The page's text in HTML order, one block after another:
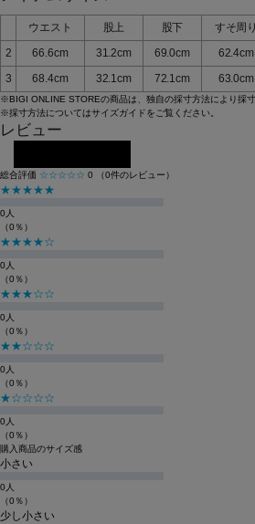
ウエスト 股上 股下 すそ周り
2
66.6cm 31.2cm 69.0cm 62.4cm
3
68.4cm 32.1cm 72.1cm 63.0cm
※BIGI ONLINE STOREの商品は、独自の採寸方法により採寸
※採寸方法についてはサイズガイドをご覧ください。
レビュー
総合評価 ☆☆☆☆☆ 0 （0件のレビュー）
★★★★★
0人
（0％）
★★★★☆
0人
（0％）
★★★☆☆
0人
（0％）
★★☆☆☆
0人
（0％）
★☆☆☆☆
0人
（0％）
購入商品のサイズ感
小さい
0人
（0％）
少し小さい